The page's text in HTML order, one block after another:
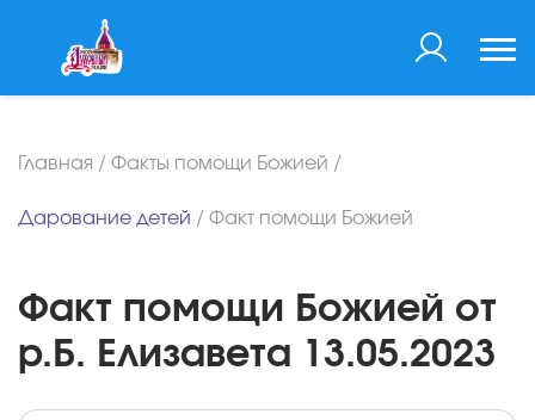
Главная / Факты помощи Божией /
Дарование детей / Факт помощи Божией
Факт помощи Божией от
р.Б. Елизавета 13.05.2023